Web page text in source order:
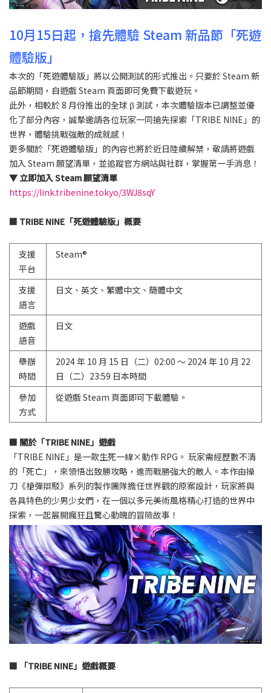
10月15日起，搶先體驗 Steam 新品節「死遊
體驗版」
本次的「死遊體驗版」將以公開測試的形式推出。只要於 Steam 新
品節期間，自遊戲 Steam 頁面即可免費下載遊玩。
此外，相較於 8 月份推出的全球 β 測試，本次體驗版本已調整並優
化了部分內容，誠摯邀請各位玩家一同搶先探索「TRIBE NINE」的
世界，體驗挑戰強敵的成就感！
更多關於「死遊體驗版」的內容也將於近日陸續解禁，敬請將遊戲
加入 Steam 願望清單，並追蹤官方網站與社群，掌握第一手消息！
▼ 立即加入 Steam 願望清單
https://link.tribenine.tokyo/3WJ8sqY
■ TRIBE NINE「死遊體驗版」概要
支援
平台
Steam®
支援
語言
日文、英文、繁體中文、簡體中文
遊戲
語音
日文
舉辦
時間
2024 年 10 月 15 日（二） 02:00 ～ 2024 年 10 月 22
日（二）23:59 日本時間
參加
方式
從遊戲 Steam 頁面即可下載體驗。
■ 關於「TRIBE NINE」遊戲
「TRIBE NINE」是一款生死一線×動作 RPG。 玩家需經歷數不清
的「死亡」，來領悟出致勝攻略，進而戰勝強大的敵人。本作由操
刀《槍彈辯駁》系列的製作團隊擔任世界觀的原案設計，玩家將與
各具特色的少男少女們，在一個以多元美術風格精心打造的世界中
探索，一起展開瘋狂且驚心動魄的冒險故事！
■ 「TRIBE NINE」遊戲概要